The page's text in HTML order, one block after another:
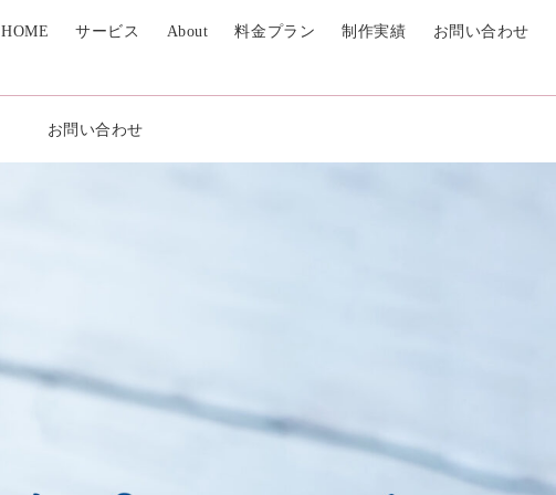
お問い合わせ
HOME サービス About 料金プラン 制作実績 お問い合わせ